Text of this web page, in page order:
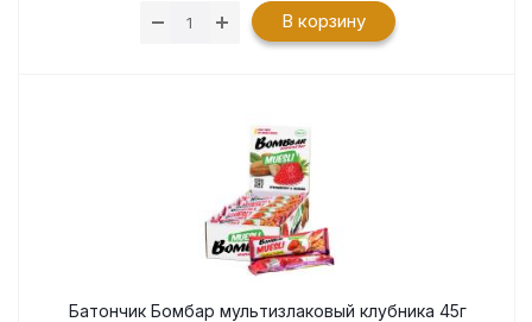
В корзину
Батончик Бомбар мультизлаковый клубника 45г